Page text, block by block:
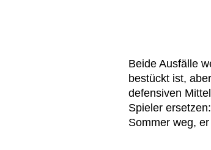
Beide Ausfälle
bestückt ist,
defensiven
Spieler
Sommer weg,